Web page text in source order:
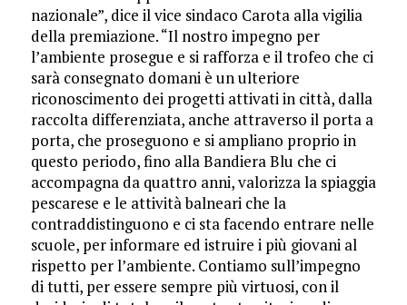
nazionale”, dice il vice sindaco Carota alla vigilia
della premiazione. “Il nostro impegno per
l’ambiente prosegue e si rafforza e il trofeo che ci
sarà consegnato domani è un ulteriore
riconoscimento dei progetti attivati in città, dalla
raccolta differenziata, anche attraverso il porta a
porta, che proseguono e si ampliano proprio in
questo periodo, fino alla Bandiera Blu che ci
accompagna da quattro anni, valorizza la spiaggia
pescarese e le attività balneari che la
contraddistinguono e ci sta facendo entrare nelle
scuole, per informare ed istruire i più giovani al
rispetto per l’ambiente. Contiamo sull’impegno
di tutti, per essere sempre più virtuosi, con il